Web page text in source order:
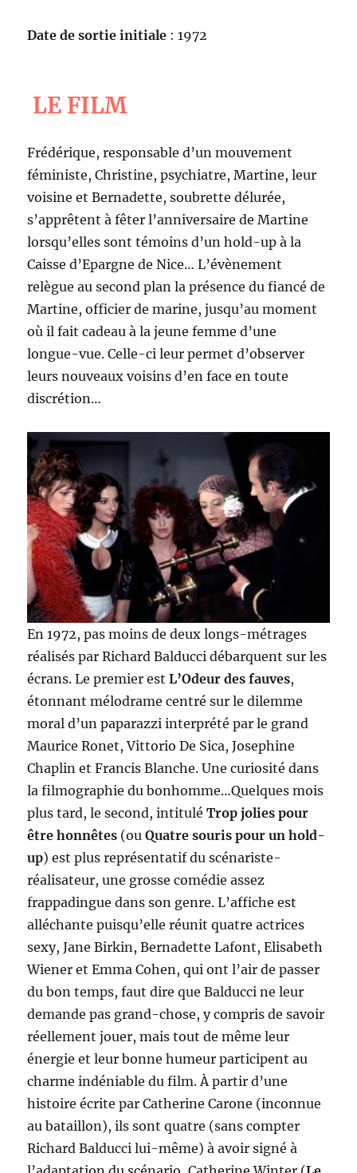
Date de sortie initiale : 1972
LE FILM
Frédérique, responsable d’un mouvement
féministe, Christine, psychiatre, Martine, leur
voisine et Bernadette, soubrette délurée,
s’apprêtent à fêter l’anniversaire de Martine
lorsqu’elles sont témoins d’un hold-up à la
Caisse d’Epargne de Nice… L’évènement
relègue au second plan la présence du fiancé de
Martine, officier de marine, jusqu’au moment
où il fait cadeau à la jeune femme d’une
longue-vue. Celle-ci leur permet d’observer
leurs nouveaux voisins d’en face en toute
discrétion…
En 1972, pas moins de deux longs-métrages
réalisés par Richard Balducci débarquent sur les
écrans. Le premier estL’Odeur des fauves,
étonnant mélodrame centré sur le dilemme
moral d’un paparazzi interprété par le grand
Maurice Ronet, Vittorio De Sica, Josephine
Chaplin et Francis Blanche. Une curiosité dans
la filmographie du bonhomme…Quelques mois
plus tard, le second, intituléTrop jolies pour
être honnêtes (ouQuatre souris pour un hold-
up) est plus représentatif du scénariste-
réalisateur, une grosse comédie assez
frappadingue dans son genre. L’affiche est
alléchante puisqu’elle réunit quatre actrices
sexy, Jane Birkin, Bernadette Lafont, Elisabeth
Wiener et Emma Cohen, qui ont l’air de passer
du bon temps, faut dire que Balducci ne leur
demande pas grand-chose, y compris de savoir
réellement jouer, mais tout de même leur
énergie et leur bonne humeur participent au
charme indéniable du film. À partir d’une
histoire écrite par Catherine Carone (inconnue
au bataillon), ils sont quatre (sans compter
Richard Balducci lui-même) à avoir signé à